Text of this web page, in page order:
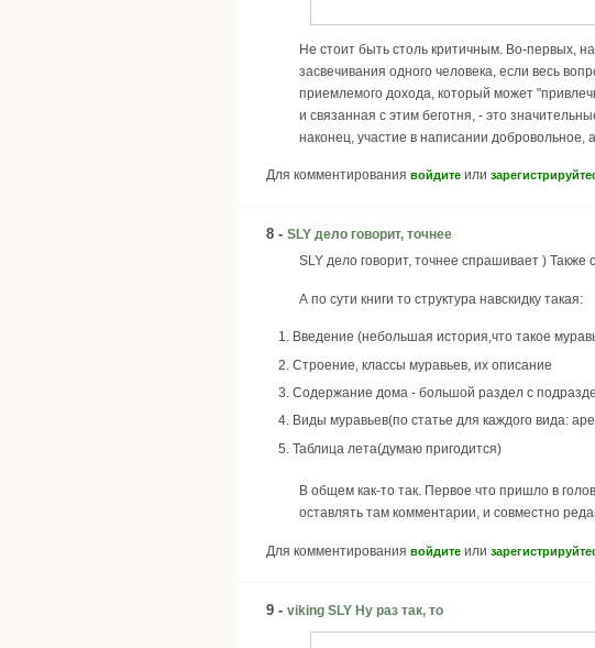
Не стоит быть столь критичным. Во-первых,
засвечивания одного человека, если весь
приемлемого дохода, который может
и связанная с этим беготня, - это
наконец, участие в написании
Для комментирования войдите или
8 - SLY дело говорит, точнее
SLY дело говорит, точнее спрашивает )
А по сути книги то структура навскидку такая:
Введение (небольшая история,что такое
Строение, классы муравьев, их описание
Содержание дома - большой раздел с
Виды муравьев(по статье для каждого вида:
Таблица лета(думаю пригодится)
В общем как-то так. Первое что пришло в
оставлять там комментарии, и совместно
Для комментирования войдите или
9 - viking SLY Ну раз так, то